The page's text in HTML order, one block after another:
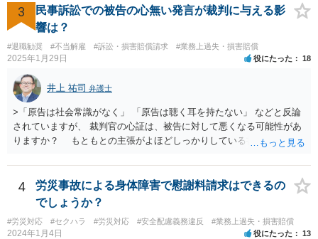
が，仮に請求された場合はそれが「損害」に該当するのか検討するこ
とになります。 ＞また、事務所をやめる際、「退所後しばらく芸能活
動禁止」「活動するなら名前を変える」ことを事務所側から要求され
たという事例を聞いたことがあります。所属する際にいただいた契約
書にはそのようなことは書いていないのですが、仮にこれらを要求さ
れた場合には断ることは可能なのでしょうか？ 【回答】 契約書に記載
がないのであれば，断ることができる可能性があります。 もし上記の
ような要求をされた場合は，その根拠を明示してもらってください。
3
民事訴訟での被告の心無い発言が裁判に与える影
響は？
#退職勧奨 #不当解雇 #訴訟・損害賠償請求 #業務上過失・損害賠償
2025年1月29日 役にたった 18
井上 祐司 弁護士
>「原告は社会常識がなく」 「原告は聴く耳を持たない」 などと反論
されていますが、 裁判官の心証は、被告に対して悪くなる可能性があ
りますか？ もともとの主張がよほどしっかりしている書面でなけれ
勝ち負けは、法律構成に必要な事実の主張と証拠の的確さに尽きま
す。その意味では「無益的記載事項」です。 法律的に全く意味がな
い主張で、過度に攻撃的な文章ですから、少なくとも記載する必要は
全くない事項です。 こういったことが記載された場合には、完全ス
ルーする方が印象はよいのが普通です。
4
労災事故による身体障害で慰謝料請求はできるの
でしょうか？
#労災対応 #セクハラ #労災対応 #安全配慮義務違反 #業務上過失・損害賠償
2024年1月4日 役にたった 13